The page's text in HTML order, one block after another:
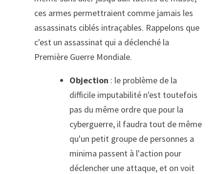
ces armes permettraient comme jamais les
assassinats ciblés intraçables. Rappelons que
c'est un assassinat qui a déclenché la
Première Guerre Mondiale.
Objection : le problème de la
difficile imputabilité n'est toutefois
pas du même ordre que pour la
cyberguerre, il faudra tout de même
qu'un petit groupe de personnes a
minima passent à l'action pour
déclencher une attaque, et on voit